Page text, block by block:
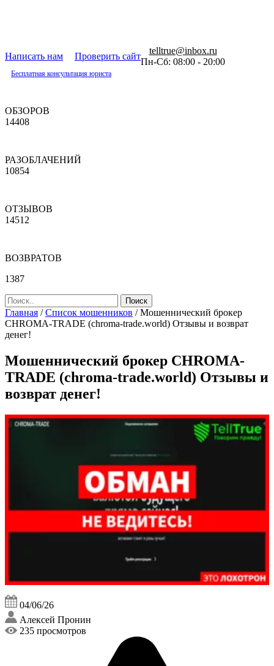
Написать нам Проверить сайт
telltrue@inbox.ru
Пн-Сб: 08:00 - 20:00
Бесплатная консультация юриста
ОБЗОРОВ
14408
РАЗОБЛАЧЕНИЙ
10854
ОТЗЫВОВ
14512
ВОЗВРАТОВ
1387
Главная /Список мошенников /Мошеннический брокер
CHROMA-TRADE (chroma-trade.world) Отзывы и возврат
денег!
Мошеннический брокер CHROMA-
TRADE (chroma-trade.world) Отзывы и
возврат денег!
04/06/26
Алексей Пронин
235 просмотров